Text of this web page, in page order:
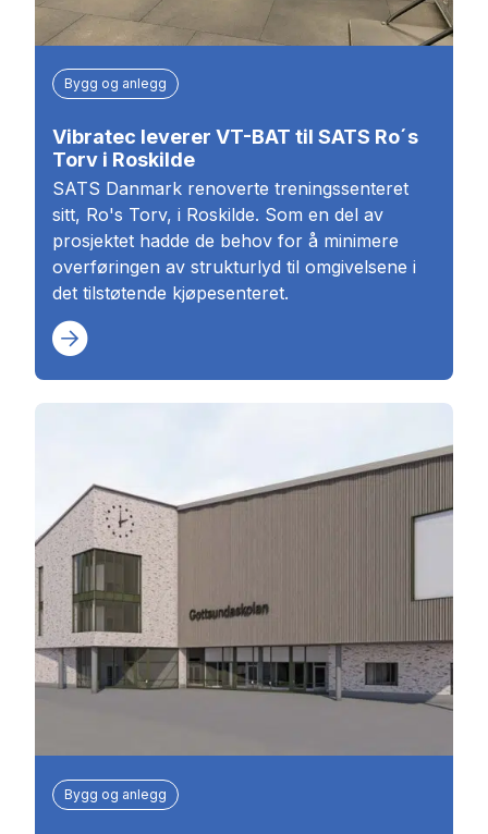
Bygg og anlegg
Vibratec leverer VT-BAT til SATS Ro´s
Torv i Roskilde
SATS Danmark renoverte treningssenteret
sitt, Ro's Torv, i Roskilde. Som en del av
prosjektet hadde de behov for å minimere
overføringen av strukturlyd til omgivelsene i
det tilstøtende kjøpesenteret.
Bygg og anlegg